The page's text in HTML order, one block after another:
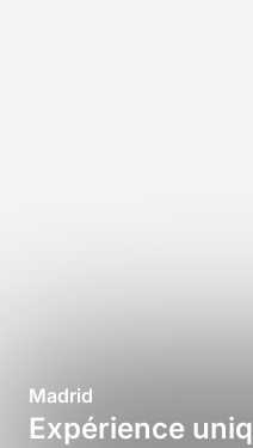
Madrid
Expérience